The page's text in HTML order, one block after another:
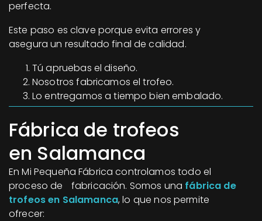
perfecta.
Este paso es clave porque evita errores y
asegura un resultado final de calidad.
Tú apruebas el diseño.
Nosotros fabricamos el trofeo.
Lo entregamos a tiempo bien embalado.
Fábrica de trofeos
en Salamanca
En Mi Pequeña Fábrica controlamos todo el
proceso de fabricación. Somos una fábrica de
trofeos en Salamanca, lo que nos permite
ofrecer: